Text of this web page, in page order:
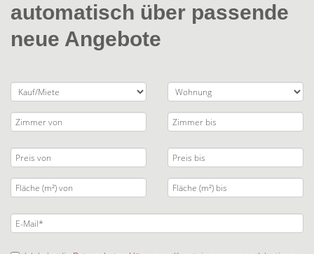
automatisch über passende
neue Angebote